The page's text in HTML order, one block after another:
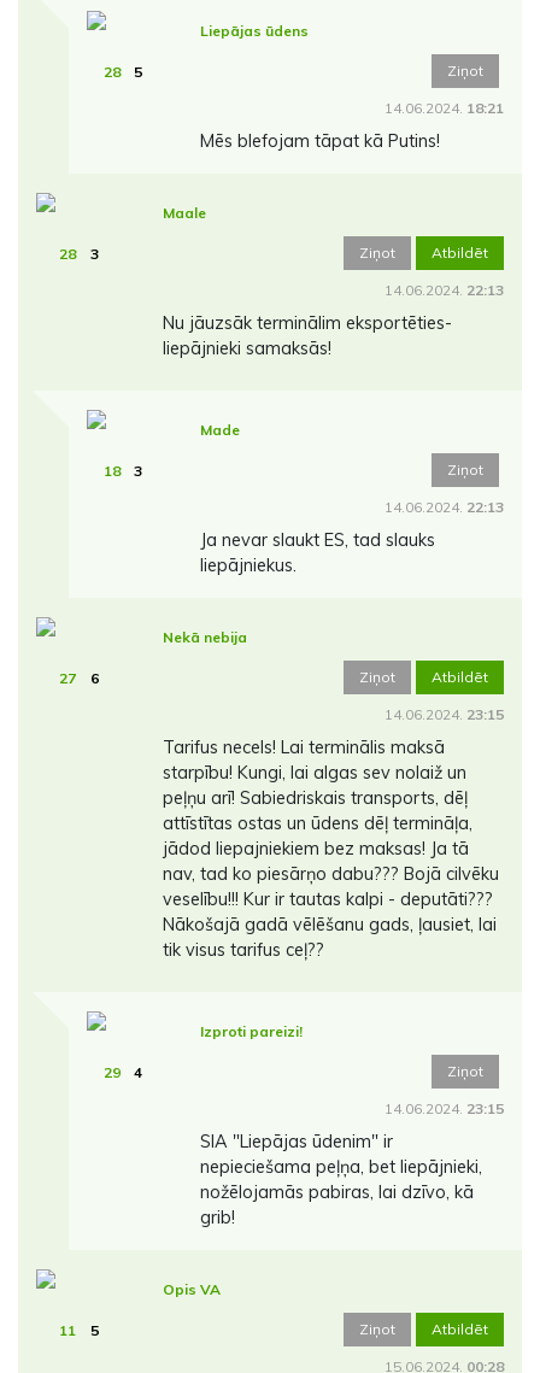
28 5
Liepājas ūdens
Ziņot
14.06.2024. 18:21
Mēs blefojam tāpat kā Putins!
28 3
Maale
Ziņot Atbildēt
14.06.2024. 22:13
Nu jāuzsāk terminālim eksportēties-
liepājnieki samaksās!
18 3
Made
Ziņot
14.06.2024. 22:13
Ja nevar slaukt ES, tad slauks
liepājniekus.
27 6
Nekā nebija
Ziņot Atbildēt
14.06.2024. 23:15
Tarifus necels! Lai terminālis maksā
starpību! Kungi, lai algas sev nolaiž un
peļņu arī! Sabiedriskais transports, dēļ
attīstītas ostas un ūdens dēļ termināļa,
jādod liepajniekiem bez maksas! Ja tā
nav, tad ko piesārņo dabu??? Bojā cilvēku
veselību!!! Kur ir tautas kalpi - deputāti???
Nākošajā gadā vēlēšanu gads, ļausiet, lai
tik visus tarifus ceļ??
29 4
Izproti pareizi!
Ziņot
14.06.2024. 23:15
SIA "Liepājas ūdenim" ir
nepieciešama peļņa, bet liepājnieki,
nožēlojamās pabiras, lai dzīvo, kā
grib!
11 5
Opis VA
Ziņot Atbildēt
15.06.2024. 00:28